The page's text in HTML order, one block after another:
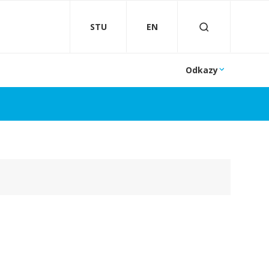
STU EN
Odkazy